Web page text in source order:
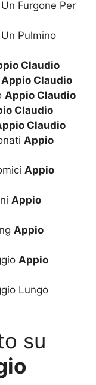
Furgone Per
Pulmino
Claudio
Appio Claudio
Appio Claudio
Claudio
Claudio
Appio
Appio
Appio
Appio
Appio
Lungo
su